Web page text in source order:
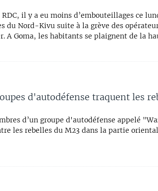
RDC, il y a eu moins d’embouteillages ce
du Nord-Kivu suite à la grève des
A Goma, les habitants se plaignent de la
d'autodéfense traquent les
d’un groupe d'autodéfense appelé
les rebelles du M23 dans la partie